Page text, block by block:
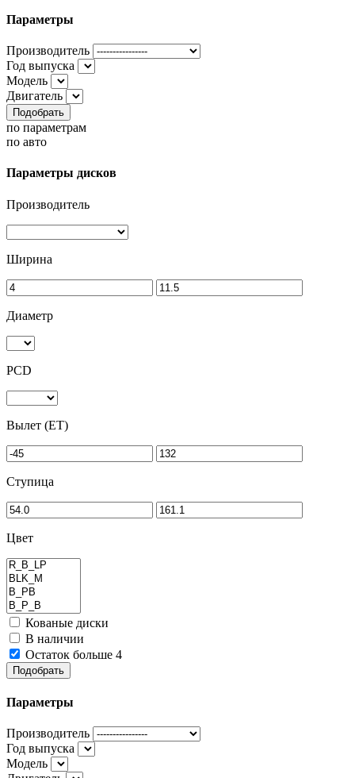
Параметры
Производитель
Год выпуска
Модель
Двигатель
Подобрать
по параметрам
по авто
Параметры дисков
Производитель
Ширина
Диаметр
PCD
Вылет (ET)
Ступица
Цвет
Кованые диски
В наличии
Остаток больше 4
Подобрать
Параметры
Производитель
Год выпуска
Модель